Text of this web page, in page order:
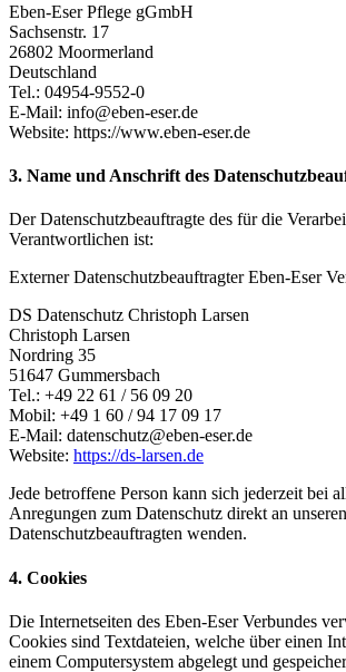
Eben-Eser Pflege gGmbH
Sachsenstr. 17
26802 Moormerland
Deutschland
Tel.: 04954-9552-0
E-Mail: info@eben-eser.de
Website: https://www.eben-eser.de
3. Name und Anschrift des
Der Datenschutzbeauftragte des für die
Verantwortlichen ist:
Externer Datenschutzbeauftragter Eben-Eser
DS Datenschutz Christoph Larsen
Christoph Larsen
Nordring 35
51647 Gummersbach
Tel.: +49 22 61 / 56 09 20
Mobil: +49 1 60 / 94 17 09 17
E-Mail: datenschutz@eben-eser.de
Website: https://ds-larsen.de
Jede betroffene Person kann sich jederzeit bei
Anregungen zum Datenschutz direkt an unseren
Datenschutzbeauftragten wenden.
4. Cookies
Die Internetseiten des Eben-Eser Verbundes
Cookies sind Textdateien, welche über einen
einem Computersystem abgelegt und